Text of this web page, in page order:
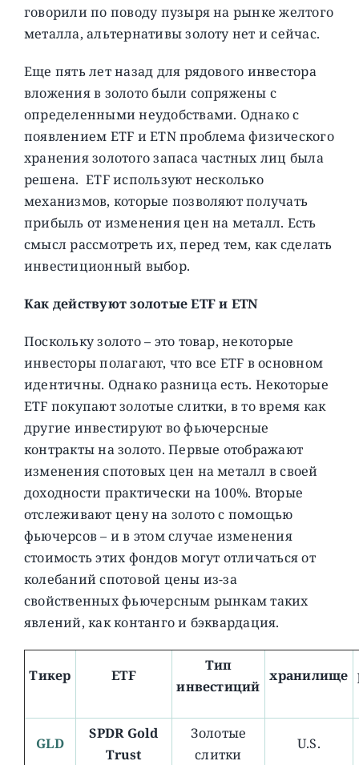
говорили по поводу пузыря на рынке желтого
металла, альтернативы золоту нет и сейчас.
Еще пять лет назад для рядового инвестора
вложения в золото были сопряжены с
определенными неудобствами. Однако с
появлением ETF и ETN проблема физического
хранения золотого запаса частных лиц была
решена. ETF используют несколько
механизмов, которые позволяют получать
прибыль от изменения цен на металл. Есть
смысл рассмотреть их, перед тем, как сделать
инвестиционный выбор.
Как действуют золотые ETF и ETN
Поскольку золото – это товар, некоторые
инвесторы полагают, что все ETF в основном
идентичны. Однако разница есть. Некоторые
ETF покупают золотые слитки, в то время как
другие инвестируют во фьючерсные
контракты на золото. Первые отображают
изменения спотовых цен на металл в своей
доходности практически на 100%. Вторые
отслеживают цену на золото с помощью
фьючерсов – и в этом случае изменения
стоимость этих фондов могут отличаться от
колебаний спотовой цены из-за
свойственных фьючерсным рынкам таких
явлений, как контанго и бэквардация.
Тикер ETF
Тип
инвестиций
хранилище
GLD
SPDR Gold
Trust
Золотые
слитки
U.S.